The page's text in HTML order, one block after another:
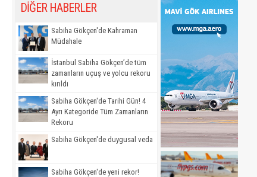
DİĞER HABERLER
Sabiha Gökçen'de Kahraman
Müdahale
İstanbul Sabiha Gökçen’de tüm
zamanların uçuş ve yolcu rekoru
kırıldı
Sabiha Gökçen'de Tarihi Gün! 4
Ayrı Kategoride Tüm Zamanların
Rekoru
Sabiha Gökçen'de duygusal veda
Sabiha Gökçen'de yeni rekor!